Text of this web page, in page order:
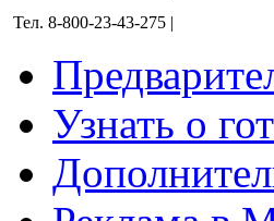
Тел. 8-800-23-43-275 |
Узнать о